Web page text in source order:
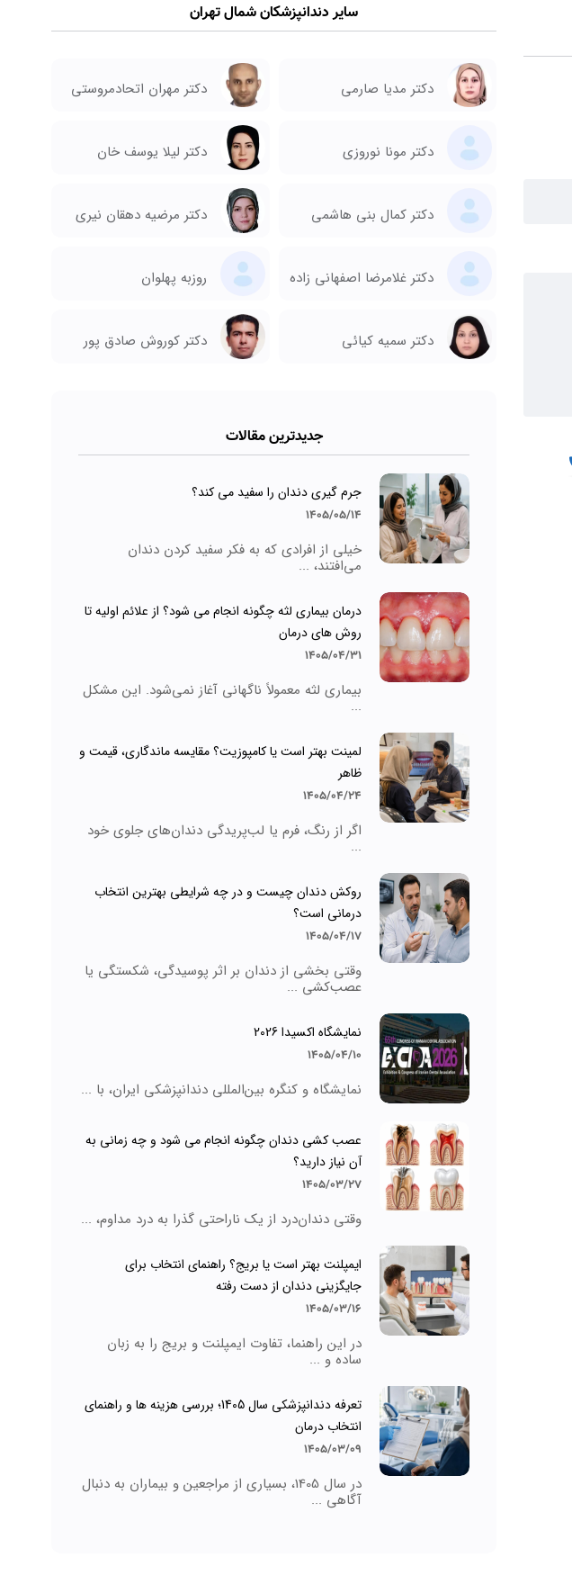
سایر دندانپزشکان شمال تهران
دکتر مدیا صارمی دکتر مهران اتحادمروستی
دکتر مونا نوروزی دکتر لیلا یوسف خان
دکتر کمال بنی هاشمی دکتر مرضیه دهقان نیری
دکتر غلامرضا اصفهانی زاده روزبه پهلوان
دکتر سمیه کیائی دکتر کوروش صادق پور
جدیدترین مقالات
جرم گیری دندان را سفید می کند؟
1405/05/14
خیلی از افرادی که به فکر سفید کردن دندان
می‌افتند، ...
درمان بیماری لثه چگونه انجام می شود؟ از علائم اولیه تا
روش های درمان
1405/04/31
بیماری لثه معمولاً ناگهانی آغاز نمی‌شود. این مشکل
...
لمینت بهتر است یا کامپوزیت؟ مقایسه ماندگاری، قیمت و
ظاهر
1405/04/24
اگر از رنگ، فرم یا لب‌پریدگی دندان‌های جلوی خود
...
روکش دندان چیست و در چه شرایطی بهترین انتخاب
درمانی است؟
1405/04/17
وقتی بخشی از دندان بر اثر پوسیدگی، شکستگی یا
عصب‌کشی ...
نمایشگاه اکسیدا 2026
1405/04/10
نمایشگاه و کنگره بین‌المللی دندانپزشکی ایران، با ...
عصب کشی دندان چگونه انجام می شود و چه زمانی به
آن نیاز دارید؟
1405/03/27
وقتی دندان‌درد از یک ناراحتی گذرا به درد مداوم، ...
ایمپلنت بهتر است یا بریج؟ راهنمای انتخاب برای
جایگزینی دندان از دست رفته
1405/03/16
در این راهنما، تفاوت ایمپلنت و بریج را به زبان
ساده و ...
تعرفه دندانپزشکی سال 1405؛ بررسی هزینه ها و راهنمای
انتخاب درمان
1405/03/09
در سال 1405، بسیاری از مراجعین و بیماران به دنبال
آگاهی ...